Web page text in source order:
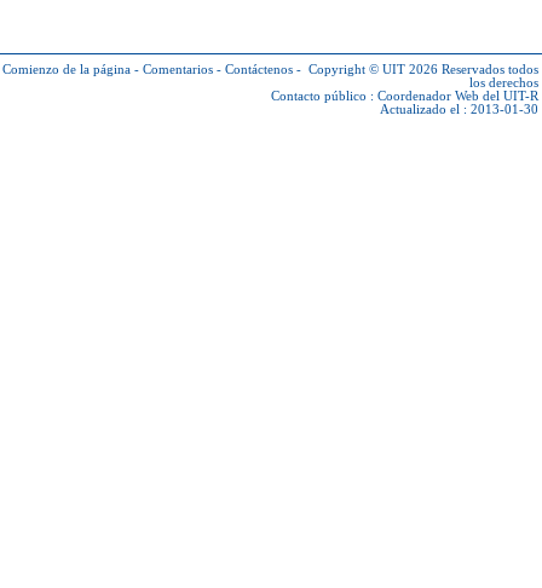
Comienzo de la página - Comentarios - Contáctenos - Copyright © UIT 2026 Reservados todos
los derechos
Contacto público : Coordenador Web del UIT-R
Actualizado el : 2013-01-30